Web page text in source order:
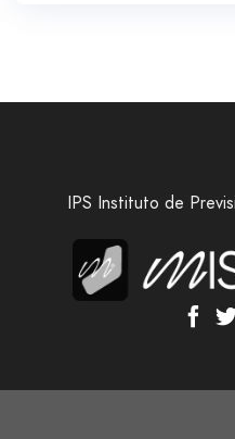
IPS Instituto de